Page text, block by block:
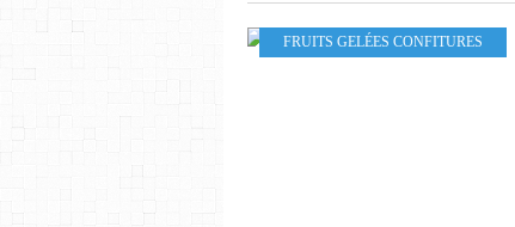
FRUITS GELÉES CONFITURES